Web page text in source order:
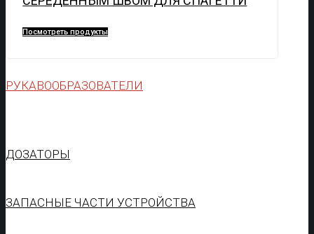
РУКАВООБРАЗОВАТЕЛИ
ДОЗАТОРЫ
ЗАПАСНЫЕ ЧАСТИ УСТРОЙСТВА
Посмотреть продукты